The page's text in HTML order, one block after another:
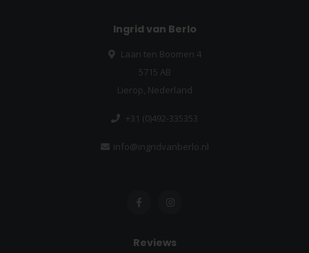
Ingrid van Berlo
Laan ten Boomen 4
5715 AB
Lierop, Nederland
+31 (0)492-335353
info@ingridvanberlo.nl
Reviews